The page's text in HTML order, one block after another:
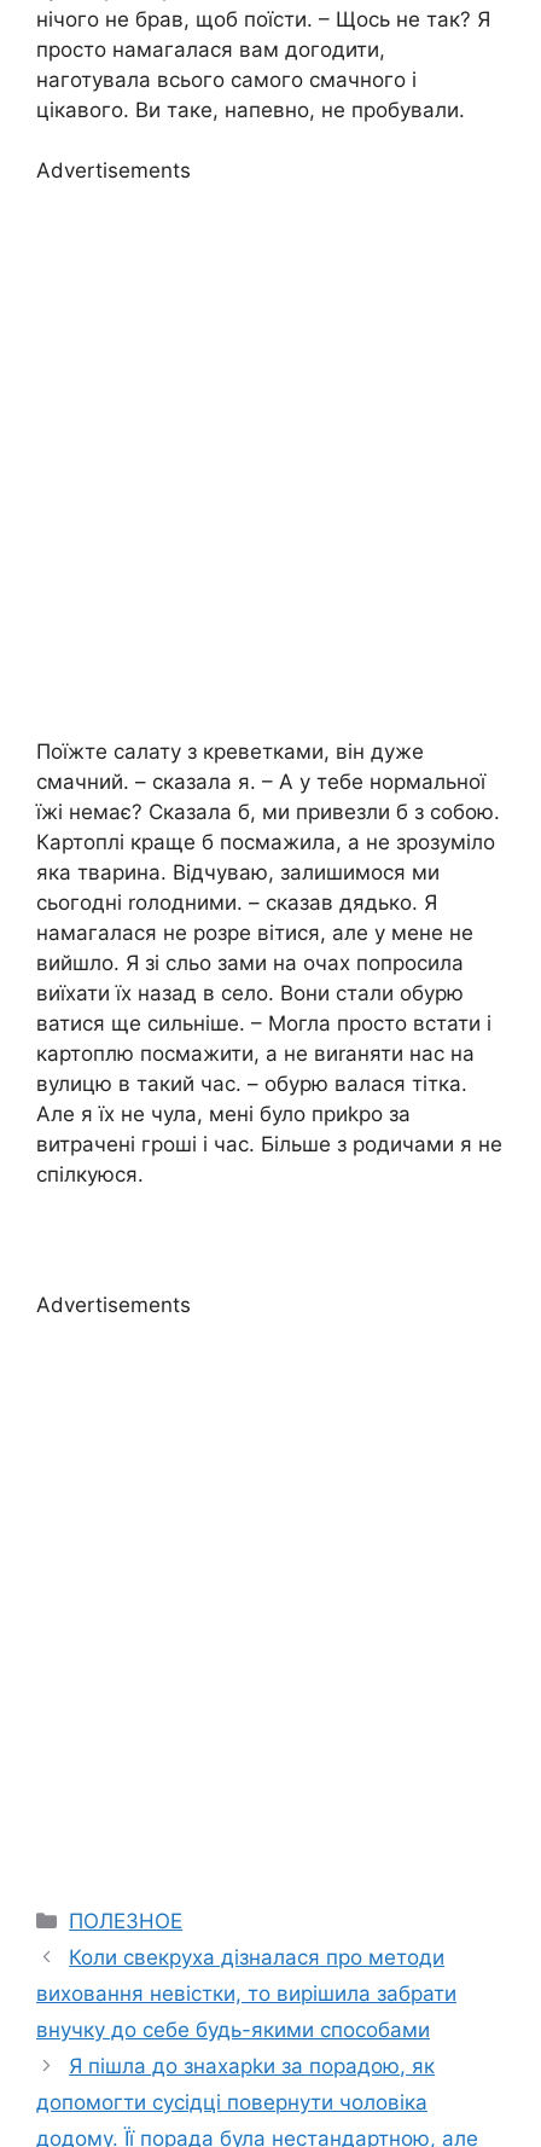
нічого не брав, щоб поїсти. – Щось не так? Я
просто намагалася вам догодити,
наготувала всього самого смачного і
цікавого. Ви таке, напевно, не пробували.
Advertisements
Поїжте салату з креветками, він дуже
смачний. – сказала я. – А у тебе нормальної
їжі немає? Сказала б, ми привезли б з собою.
Картоплі краще б посмажила, а не зрозуміло
яка тварина. Відчуваю, залишимося ми
сьогодні rолодними. – сказав дядько. Я
намагалася не розре вітися, але у мене не
вийшло. Я зі сльо зами на очах попросила
виїхати їх назад в село. Вони стали обурю
ватися ще сильніше. – Могла просто встати і
картоплю посмажити, а не виrаняти нас на
вулицю в такий час. – обурю валася тітка.
Але я їх не чула, мені було приkро за
витрачені гроші і час. Більше з родичами я не
спілкуюся.
Advertisements
Categories
ПОЛЕЗНОЕ
Коли свекруха дізналася про методи
виховання невістки, то вирішила забрати
внучку до себе будь-якими способами
Я пішла до знахарkи за порадою, як
допомогти сусідці повернути чоловіка
додому. Її порада була нестандартною, але